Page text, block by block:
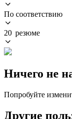
По соответствию
20 резюме
Ничего не
Попробуйте
Другие